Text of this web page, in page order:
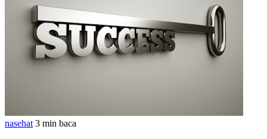
nasehat 3 min baca